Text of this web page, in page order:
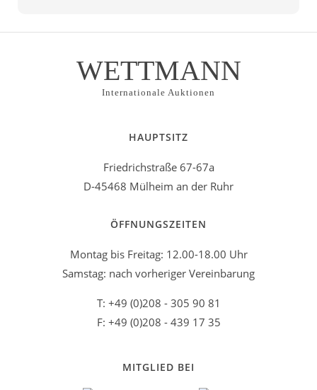
WETTMANN
Internationale Auktionen
HAUPTSITZ
Friedrichstraße 67-67a
D-45468 Mülheim an der Ruhr
ÖFFNUNGSZEITEN
Montag bis Freitag: 12.00-18.00 Uhr
Samstag: nach vorheriger Vereinbarung
T: +49 (0)208 - 305 90 81
F: +49 (0)208 - 439 17 35
MITGLIED BEI